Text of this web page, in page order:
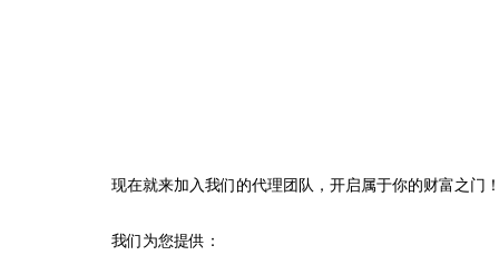
现在就来加入我们的代理团队，开启属于你的财富之门
我们为您提供：